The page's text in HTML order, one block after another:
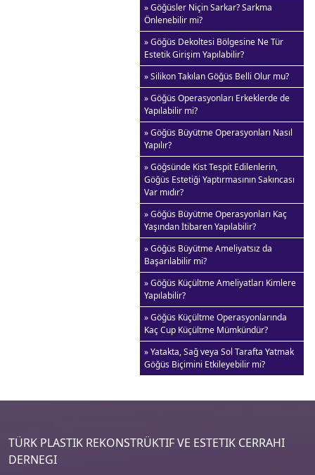
» Göğüsler Niçin Sarkar? Sarkma
Önlenebilir mi?
» Göğüs Dekoltesi Bölgesine Ne Tür
Estetik Girişim Yapılabilir?
» Silikon Takılan Göğüs Belli Olur mu?
» Göğüs Operasyonları Erkeklerde de
Yapılabilir mi?
» Göğüs Büyütme Operasyonları Nasıl
Yapılır?
» Göğsünde Kist Tespit Edilenlerin,
Göğüs Estetiği Yaptırmasının Sakıncası
Var mıdır?
» Göğüs Büyütme Operasyonları Kaç
Yaşından İtibaren Yapılabilir?
» Göğüs Büyütme Ameliyatsız da
Başarılabilir mi?
» Göğüs Küçültme Ameliyatları Kimlere
Yapılabilir?
» Göğüs Küçültme Operasyonlarında
Kaç Cup Küçültme Mümkündür?
» Yatakta, Sağ veya Sol Tarafta Yatmak
Göğüs Biçimini Etkileyebilir mi?
TÜRK PLASTIK REKONSTRÜKTIF VE ESTETIK CERRAHI
DERNEGI